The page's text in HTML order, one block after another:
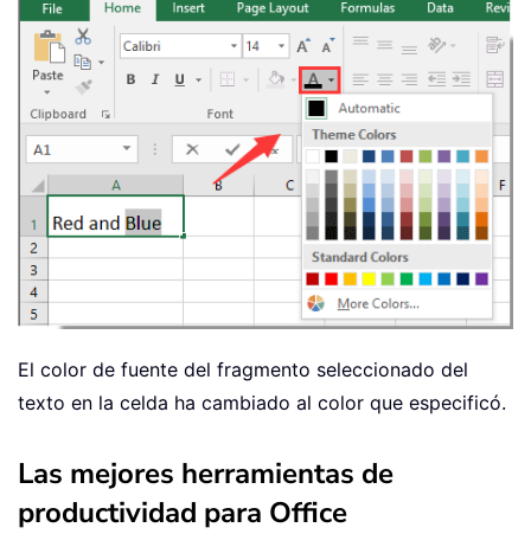
El color de fuente del fragmento seleccionado del
texto en la celda ha cambiado al color que especificó.
Las mejores herramientas de
productividad para Office